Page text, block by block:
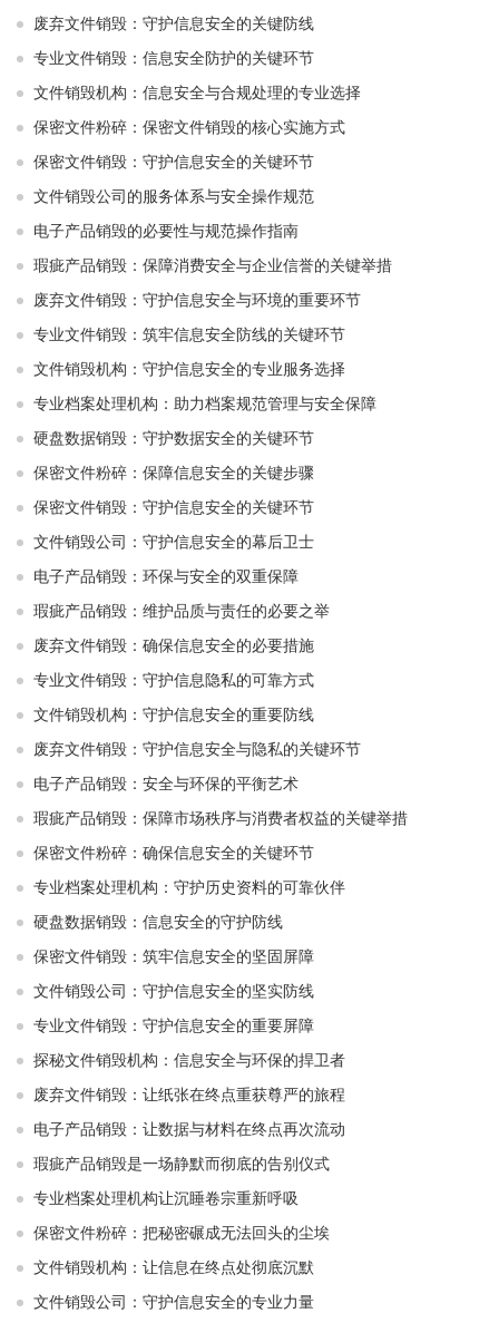
废弃文件销毁：守护信息安全的关键防线
专业文件销毁：信息安全防护的关键环节
文件销毁机构：信息安全与合规处理的专业选择
保密文件粉碎：保密文件销毁的核心实施方式
保密文件销毁：守护信息安全的关键环节
文件销毁公司的服务体系与安全操作规范
电子产品销毁的必要性与规范操作指南
瑕疵产品销毁：保障消费安全与企业信誉的关键举措
废弃文件销毁：守护信息安全与环境的重要环节
专业文件销毁：筑牢信息安全防线的关键环节
文件销毁机构：守护信息安全的专业服务选择
专业档案处理机构：助力档案规范管理与安全保障
硬盘数据销毁：守护数据安全的关键环节
保密文件粉碎：保障信息安全的关键步骤
保密文件销毁：守护信息安全的关键环节
文件销毁公司：守护信息安全的幕后卫士
电子产品销毁：环保与安全的双重保障
瑕疵产品销毁：维护品质与责任的必要之举
废弃文件销毁：确保信息安全的必要措施
专业文件销毁：守护信息隐私的可靠方式
文件销毁机构：守护信息安全的重要防线
废弃文件销毁：守护信息安全与隐私的关键环节
电子产品销毁：安全与环保的平衡艺术
瑕疵产品销毁：保障市场秩序与消费者权益的关键举措
保密文件粉碎：确保信息安全的关键环节
专业档案处理机构：守护历史资料的可靠伙伴
硬盘数据销毁：信息安全的守护防线
保密文件销毁：筑牢信息安全的坚固屏障
文件销毁公司：守护信息安全的坚实防线
专业文件销毁：守护信息安全的重要屏障
探秘文件销毁机构：信息安全与环保的捍卫者
废弃文件销毁：让纸张在终点重获尊严的旅程
电子产品销毁：让数据与材料在终点再次流动
瑕疵产品销毁是一场静默而彻底的告别仪式
专业档案处理机构让沉睡卷宗重新呼吸
保密文件粉碎：把秘密碾成无法回头的尘埃
文件销毁机构：让信息在终点处彻底沉默
文件销毁公司：守护信息安全的专业力量